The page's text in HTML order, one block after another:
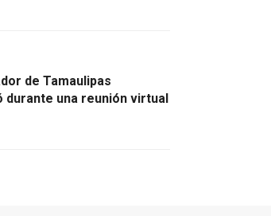
de Tamaulipas
durante una reunión virtual